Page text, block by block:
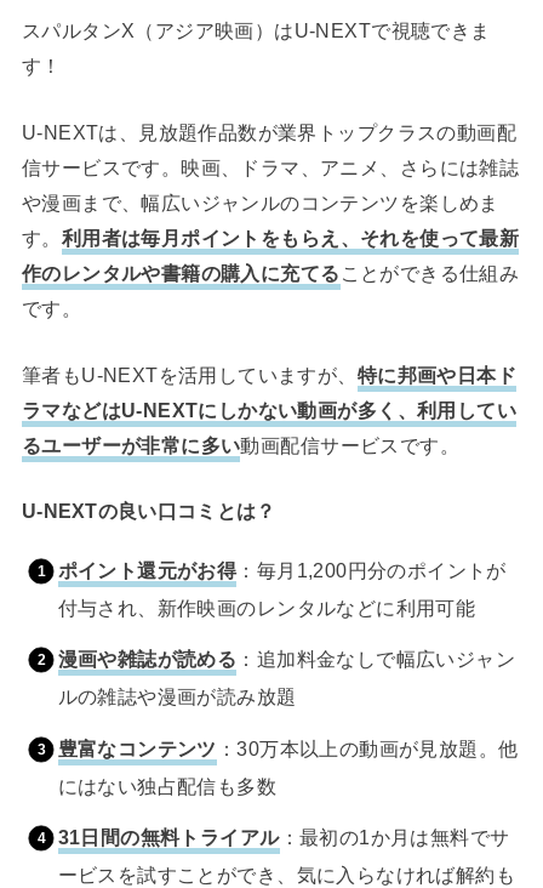
スパルタンX（アジア映画）はU-NEXTで視聴できま
す！
U-NEXTは、見放題作品数が業界トップクラスの動画配
信サービスです。映画、ドラマ、アニメ、さらには雑誌
や漫画まで、幅広いジャンルのコンテンツを楽しめま
す。 利用者は毎月ポイントをもらえ、それを使って最新
作のレンタルや書籍の購入に充てる ことができる仕組み
です。
筆者もU-NEXTを活用していますが、 特に邦画や日本ド
ラマなどはU-NEXTにしかない動画が多く、利用してい
るユーザーが非常に多い動画配信サービスです。
U-NEXTの良い口コミとは？
ポイント還元がお得：毎月1,200円分のポイントが
付与され、新作映画のレンタルなどに利用可能
漫画や雑誌が読める ：追加料金なしで幅広いジャン
ルの雑誌や漫画が読み放題
豊富なコンテンツ ：30万本以上の動画が見放題。他
にはない独占配信も多数
31日間の無料トライアル：最初の1か月は無料でサ
ービスを試すことができ、気に入らなければ解約も